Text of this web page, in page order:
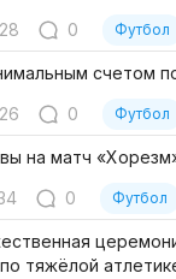
0 Футбол
счетом
0 Футбол
на матч
0 Футбол
тяжёлой